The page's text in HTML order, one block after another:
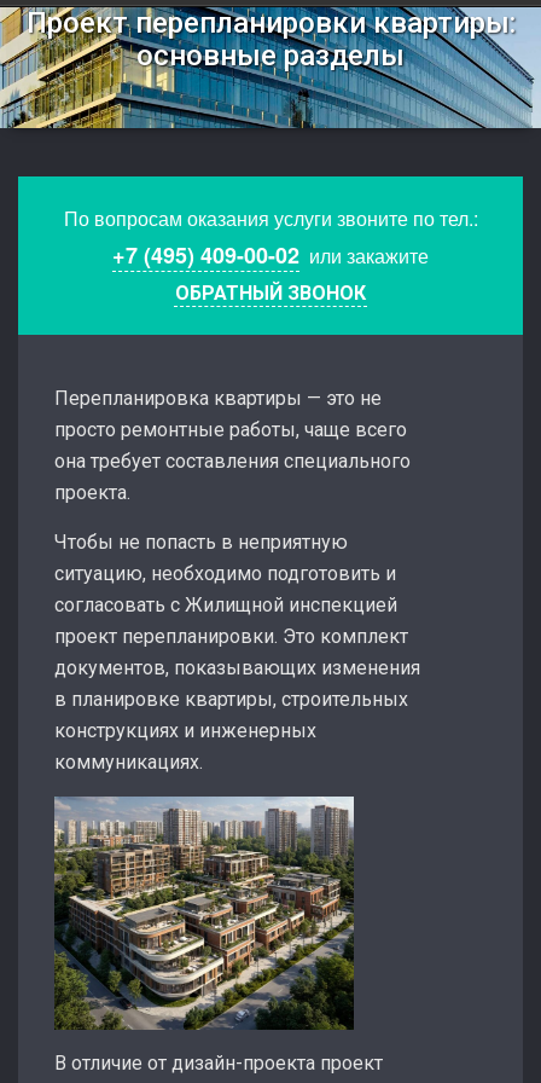
Проект перепланировки квартиры:
основные разделы
По вопросам оказания услуги звоните по тел.:
+7 (495) 409-00-02 или закажите
ОБРАТНЫЙ ЗВОНОК
Перепланировка квартиры — это не
просто ремонтные работы, чаще всего
она требует составления специального
проекта.
Чтобы не попасть в неприятную
ситуацию, необходимо подготовить и
согласовать с Жилищной инспекцией
проект перепланировки. Это комплект
документов, показывающих изменения
в планировке квартиры, строительных
конструкциях и инженерных
коммуникациях.
В отличие от дизайн-проекта проект